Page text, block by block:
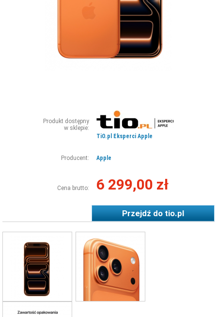
Produkt dostępny
w sklepie:
TiO.pl Eksperci Apple
Producent: Apple
Cena brutto: 6 299,00 zł
Przejdź dotio.pl